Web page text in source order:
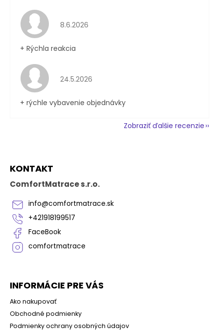
Hodnotenie obchodu je 4 z 5 hviezdičiek.
8.6.2026
+ Rýchla reakcia
Hodnotenie obchodu je 5 z 5 hviezdičiek.
24.5.2026
+ rýchle vybavenie objednávky
Zobraziť ďalšie recenzie
KONTAKT
ComfortMatrace s.r.o.
info@comfortmatrace.sk
+421918199517
FaceBook
comfortmatrace
INFORMÁCIE PRE VÁS
Ako nakupovať
Obchodné podmienky
Podmienky ochrany osobných údajov